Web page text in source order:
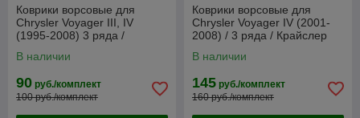
Коврики ворсовые для
Chrysler Voyager III, IV
(1995-2008) 3 ряда /
(Highway)
В наличии
90 руб./комплект
100 руб./комплект
Коврики ворсовые для
Chrysler Voyager IV (2001-
2008) / 3 ряда / Крайслер
В наличии
145 руб./комплект
160 руб./комплект